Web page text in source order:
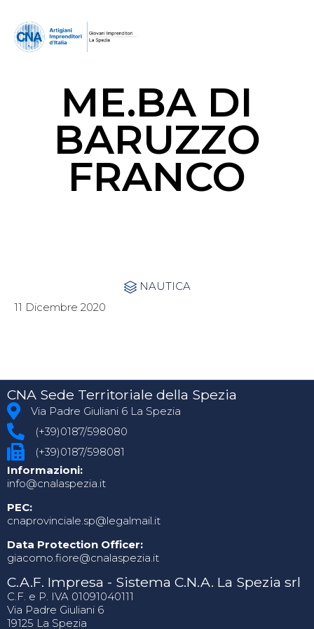
ME.BA DI
BARUZZO
FRANCO
 Category
NAUTICA
11 Dicembre 2020
CNA Sede Territoriale della Spezia
Via Padre Giuliani 6 La Spezia
(+39)0187/598080
(+39)0187/598081
Informazioni:
info@cnalaspezia.it
PEC:
cnaprovinciale.sp@legalmail.it
Data Protection Officer:
giacomo.fiore@cnalaspezia.it
C.A.F. Impresa - Sistema C.N.A. La Spezia srl
C.F. e P. IVA 01091040111
Via Padre Giuliani 6
19125 La Spezia